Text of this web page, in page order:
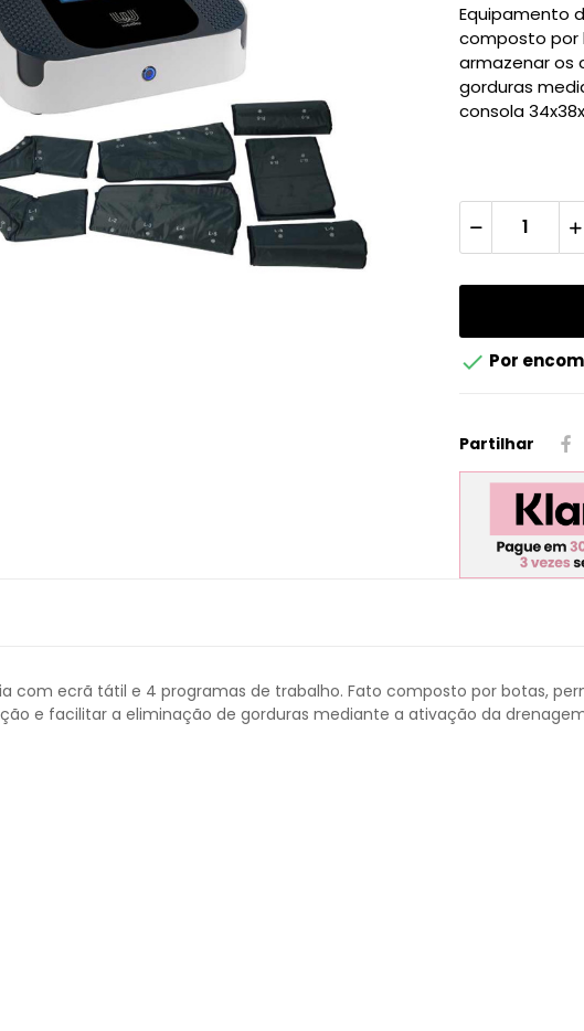
Equipamento
composto por
armazenar os
gorduras
consola
 Por
Partilhar
com ecrã tátil e 4 programas de trabalho. Fato composto por botas,
e facilitar a eliminação de gorduras mediante a ativação da